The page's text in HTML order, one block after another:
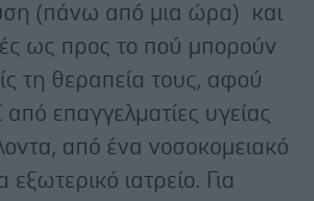
(πάνω από μια ώρα) και
ως προς το πού μπορούν
τη θεραπεία τους, αφού
επαγγελματίες υγείας
από ένα νοσοκομειακό
ιατρείο. Για